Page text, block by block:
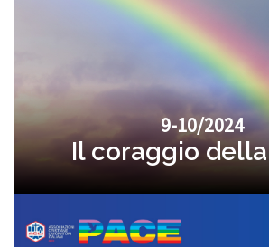
9-10/2024
Il coraggio